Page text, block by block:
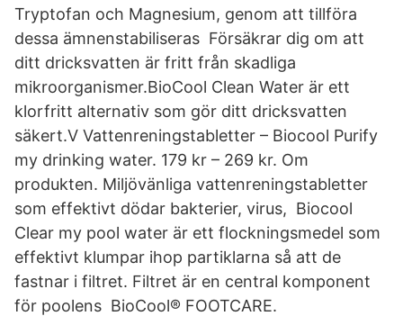
Tryptofan och Magnesium, genom att tillföra
dessa ämnenstabiliseras Försäkrar dig om att
ditt dricksvatten är fritt från skadliga
mikroorganismer.BioCool Clean Water är ett
klorfritt alternativ som gör ditt dricksvatten
säkert.V Vattenreningstabletter – Biocool Purify
my drinking water. 179 kr – 269 kr. Om
produkten. Miljövänliga vattenreningstabletter
som effektivt dödar bakterier, virus, Biocool
Clear my pool water är ett flockningsmedel som
effektivt klumpar ihop partiklarna så att de
fastnar i filtret. Filtret är en central komponent
för poolens BioCool® FOOTCARE.